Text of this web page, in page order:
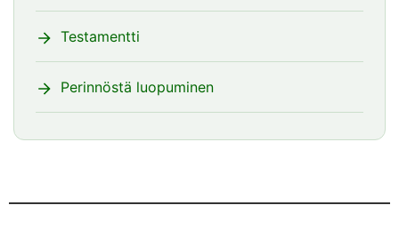
Testamentti
Perinnöstä luopuminen